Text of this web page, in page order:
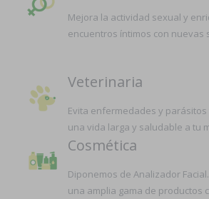
Mejora la actividad sexual y
encuentros íntimos con nuevas
Veterinaria
Evita enfermedades y
una vida larga y saludable a tu
Cosmética
Diponemos de Analizador
una amplia gama de productos